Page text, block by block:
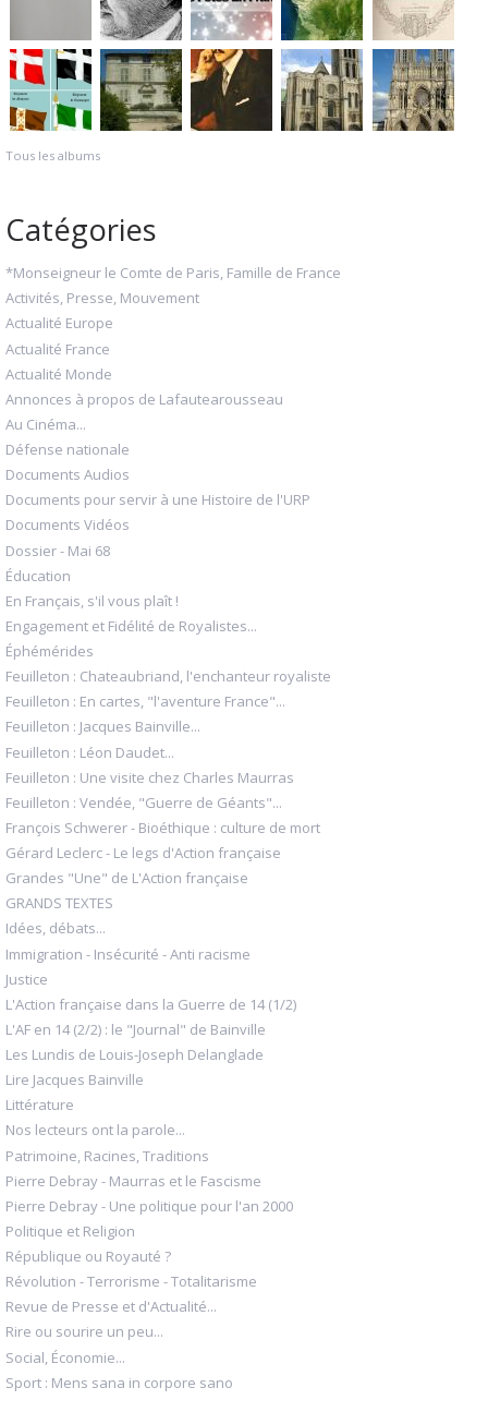
Tous les albums
Catégories
*Monseigneur le Comte de Paris, Famille de France
Activités, Presse, Mouvement
Actualité Europe
Actualité France
Actualité Monde
Annonces à propos de Lafautearousseau
Au Cinéma...
Défense nationale
Documents Audios
Documents pour servir à une Histoire de l'URP
Documents Vidéos
Dossier - Mai 68
Éducation
En Français, s'il vous plaît !
Engagement et Fidélité de Royalistes...
Éphémérides
Feuilleton : Chateaubriand, l'enchanteur royaliste
Feuilleton : En cartes, "l'aventure France"...
Feuilleton : Jacques Bainville...
Feuilleton : Léon Daudet...
Feuilleton : Une visite chez Charles Maurras
Feuilleton : Vendée, "Guerre de Géants"...
François Schwerer - Bioéthique : culture de mort
Gérard Leclerc - Le legs d'Action française
Grandes "Une" de L'Action française
GRANDS TEXTES
Idées, débats...
Immigration - Insécurité - Anti racisme
Justice
L'Action française dans la Guerre de 14 (1/2)
L'AF en 14 (2/2) : le "Journal" de Bainville
Les Lundis de Louis-Joseph Delanglade
Lire Jacques Bainville
Littérature
Nos lecteurs ont la parole...
Patrimoine, Racines, Traditions
Pierre Debray - Maurras et le Fascisme
Pierre Debray - Une politique pour l'an 2000
Politique et Religion
République ou Royauté ?
Révolution - Terrorisme - Totalitarisme
Revue de Presse et d'Actualité...
Rire ou sourire un peu...
Social, Économie...
Sport : Mens sana in corpore sano